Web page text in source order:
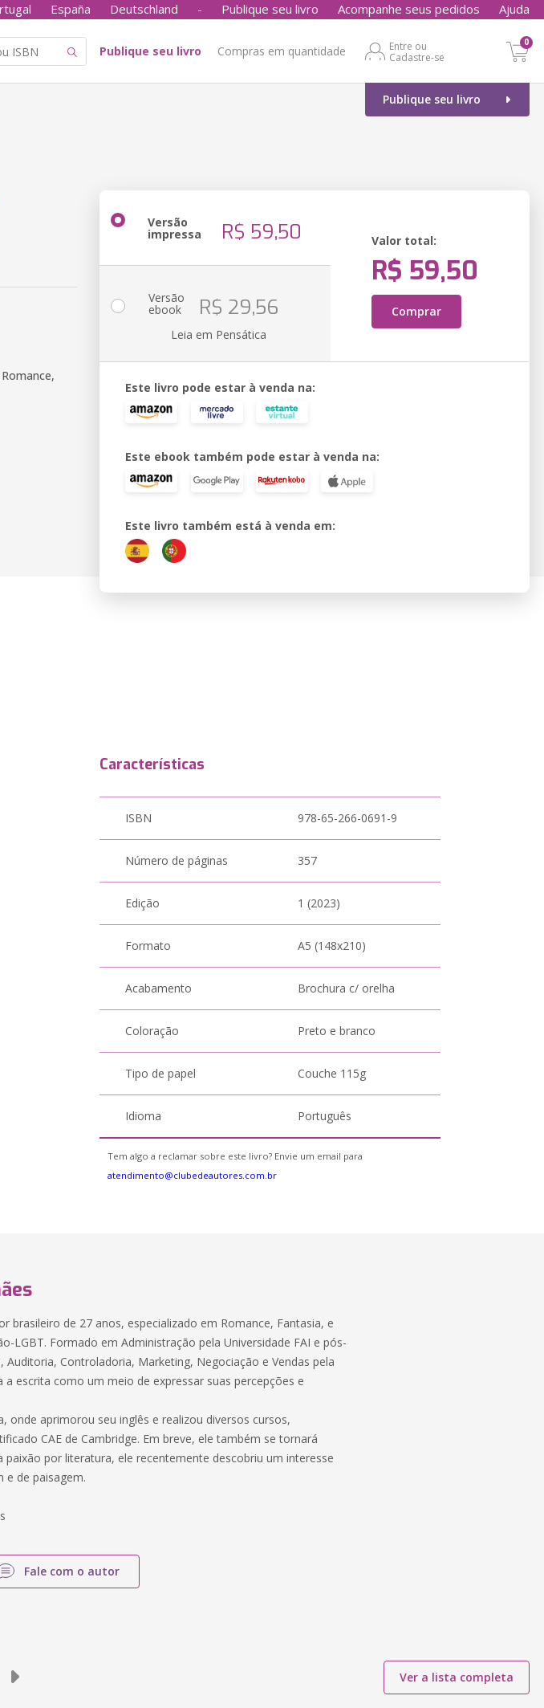
España Deutschland - Publique seu livro Acompanhe seus pedidos Ajuda
Publique seu livro Compras em quantidade
Entre ou
Cadastre-se
0
Publique seu livro
Versão
impressa R$ 59,50 Valor total:
R$ 59,50
Comprar
Versão
ebook R$ 29,56
Leia em Pensática
Este livro pode estar à venda na:
Este ebook também pode estar à venda na:
Este livro também está à venda em:
Características
ISBN 978-65-266-0691-9
Número de páginas 357
Edição 1 (2023)
Formato A5 (148x210)
Acabamento Brochura c/ orelha
Coloração Preto e branco
Tipo de papel Couche 115g
Idioma Português
Tem algo a reclamar sobre este livro? Envie um email para
atendimento@clubedeautores.com.br
brasileiro de 27 anos, especializado em Romance, Fantasia, e
LGBT. Formado em Administração pela Universidade FAI e pós-
Auditoria, Controladoria, Marketing, Negociação e Vendas pela
a escrita como um meio de expressar suas percepções e
onde aprimorou seu inglês e realizou diversos cursos,
CAE de Cambridge. Em breve, ele também se tornará
paixão por literatura, ele recentemente descobriu um interesse
e de paisagem.
Fale com o autor
Ver a lista completa